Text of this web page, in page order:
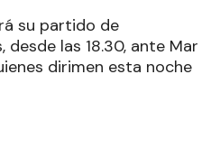
su partido de
desde las 18.30, ante Mar
dirimen esta noche